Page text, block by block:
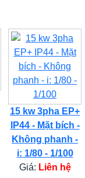
15 kw 3pha EP+
IP44 - Mặt bích -
Không phanh -
i: 1/80 - 1/100
Giá: Liên hệ